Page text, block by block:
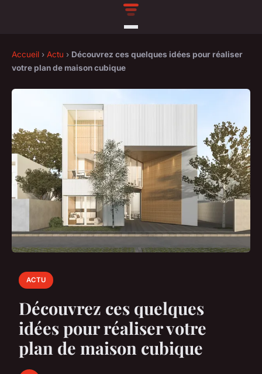
Accueil › Actu › Découvrez ces quelques idées pour réaliser
votre plan de maison cubique
ACTU
Découvrez ces quelques
idées pour réaliser votre
plan de maison cubique